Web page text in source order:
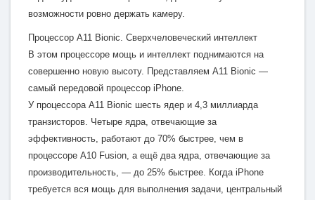
возможности ровно держать камеру.
Процессор A11 Bionic. Сверх­человеческий интеллект
В этом процессоре мощь и интеллект поднимаются на
совершенно новую высоту. Представляем A11 Bionic —
самый передовой процессор iPhone.
У процессора A11 Bionic шесть ядер и 4,3 миллиарда
транзисторов. Четыре ядра, отвечающие за
эффективность, работают до 70% быстрее, чем в
процессоре A10 Fusion, а ещё два ядра, отвечающие за
производительность, — до 25% быстрее. Когда iPhone
требуется вся мощь для выполнения задачи, центральный